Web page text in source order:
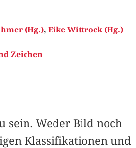
(Hg.), Eike Wittrock (Hg.)
Zeichen
sein. Weder Bild noch
Klassifikationen und